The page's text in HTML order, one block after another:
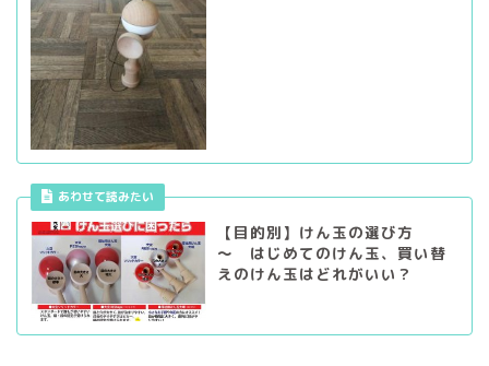
あわせて読みたい
【目的別】けん玉の選び方
～ はじめてのけん玉、買い替
えのけん玉はどれがいい？